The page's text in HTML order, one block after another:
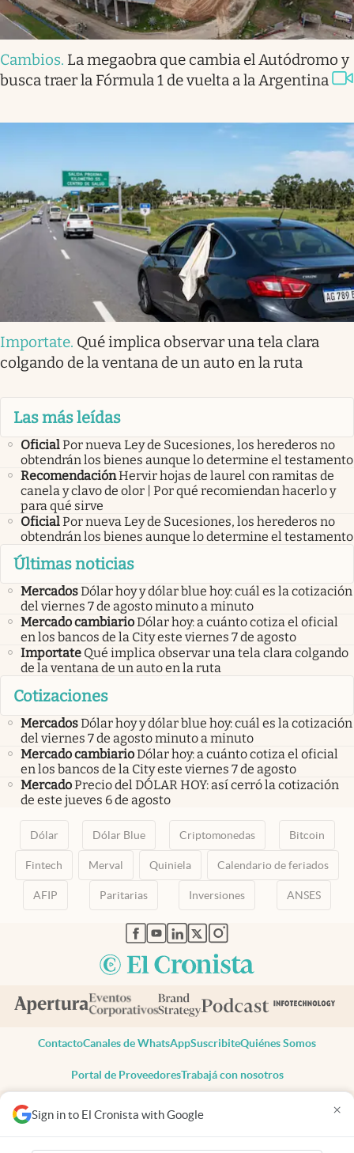
Sign in to El Cronista with Google ×
Cambios. La megaobra que cambia el Autódromo y
busca traer la Fórmula 1 de vuelta a la Argentina
Importate. Qué implica observar una tela clara
colgando de la ventana de un auto en la ruta
Las más leídas
OficialPor nueva Ley de Sucesiones, los herederos no
obtendrán los bienes aunque lo determine el testamento
RecomendaciónHervir hojas de laurel con ramitas de
canela y clavo de olor | Por qué recomiendan hacerlo y
para qué sirve
OficialPor nueva Ley de Sucesiones, los herederos no
obtendrán los bienes aunque lo determine el testamento
Últimas noticias
MercadosDólar hoy y dólar blue hoy: cuál es la cotización
del viernes 7 de agosto minuto a minuto
Mercado cambiarioDólar hoy: a cuánto cotiza el oficial
en los bancos de la City este viernes 7 de agosto
Importate Qué implica observar una tela clara colgando
de la ventana de un auto en la ruta
Cotizaciones
MercadosDólar hoy y dólar blue hoy: cuál es la cotización
del viernes 7 de agosto minuto a minuto
Mercado cambiarioDólar hoy: a cuánto cotiza el oficial
en los bancos de la City este viernes 7 de agosto
MercadoPrecio del DÓLAR HOY: así cerró la cotización
de este jueves 6 de agosto
Dólar Dólar Blue Criptomonedas Bitcoin
Fintech Merval Quiniela Calendario de feriados
AFIP Paritarias Inversiones ANSES
abre en nueva pestaña
abre en nueva pestaña
abre en nueva pestaña
abre en nueva pestaña
abre en nueva pestaña
ContactoCanales de WhatsAppSuscribiteQuiénes Somos
Portal de ProveedoresTrabajá con nosotros
Todos los derechos reservados